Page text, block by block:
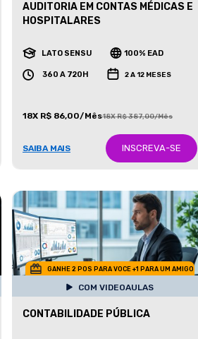
AUDITORIA EM CONTAS MÉDICAS E
HOSPITALARES
LATO SENSU 100% EAD
360 A 720H 2 A 12 MESES
18X R$ 86,00/Mês18X R$ 387,00/Mês
SAIBA MAIS INSCREVA-SE
GANHE 2 POS PARA VOCE +1 PARA UM AMIGO
COM VIDEOAULAS
CONTABILIDADE PÚBLICA